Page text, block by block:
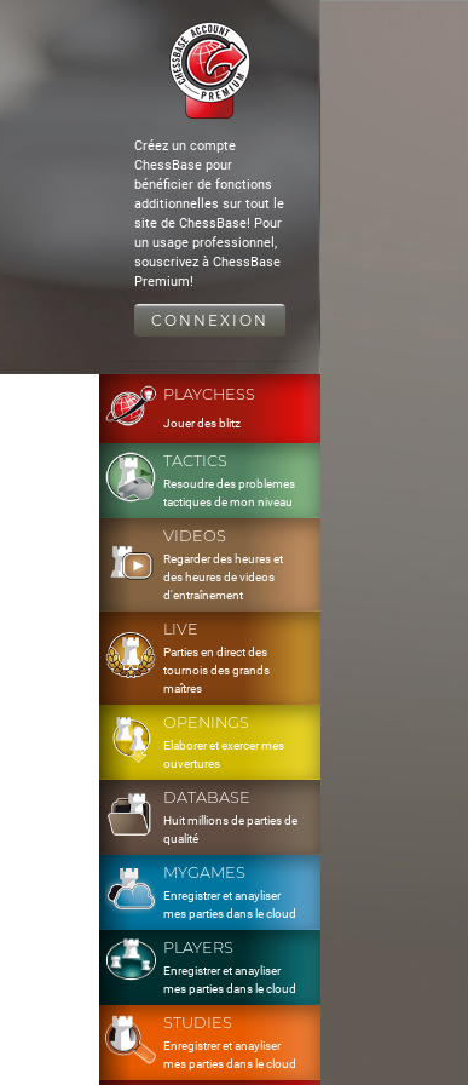
Créez un compte
ChessBase pour
bénéficier de fonctions
additionnelles sur tout le
site de ChessBase! Pour
un usage professionnel,
souscrivez à ChessBase
Premium!
CONNEXION
PLAYCHESS
Jouer des blitz
TACTICS
Resoudre des problemes
tactiques de mon niveau
VIDEOS
Regarder des heures et
des heures de videos
d'entraînement
LIVE
Parties en direct des
tournois des grands
maîtres
OPENINGS
Elaborer et exercer mes
ouvertures
DATABASE
Huit millions de parties de
qualité
MYGAMES
Enregistrer et anayliser
mes parties dans le cloud
PLAYERS
Enregistrer et anayliser
mes parties dans le cloud
STUDIES
Enregistrer et anayliser
mes parties dans le cloud